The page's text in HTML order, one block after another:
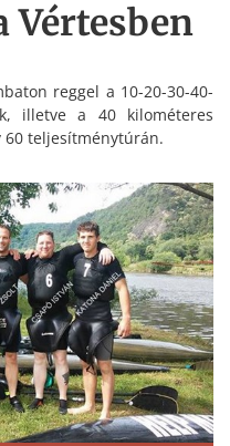
Vértesben
reggel a 10-20-30-40-
illetve a 40 kilométeres
60 teljesítménytúrán.